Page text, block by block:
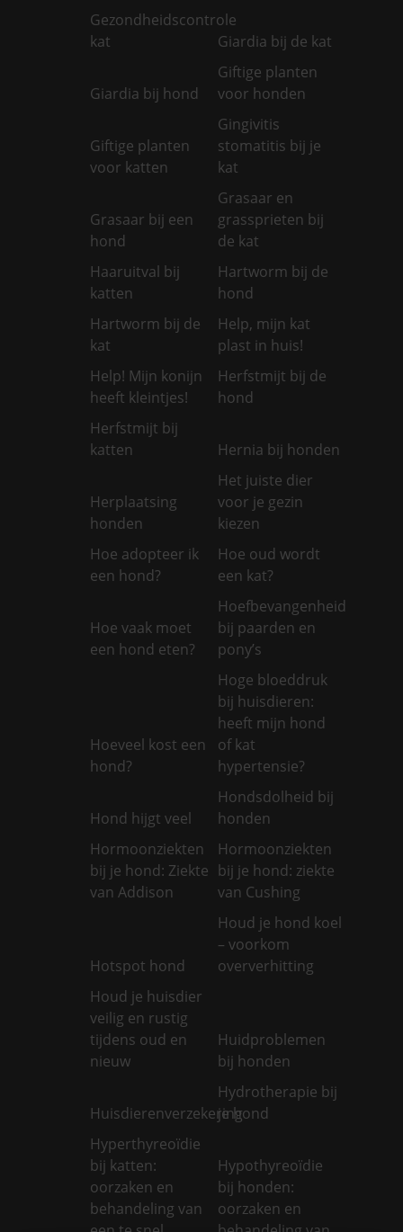
Gezondheidscontrole
kat
Giardia bij de kat
Giardia bij hond
Giftige planten
voor honden
Giftige planten
voor katten
Gingivitis
stomatitis bij je
kat
Grasaar bij een
hond
Grasaar en
grassprieten bij
de kat
Haaruitval bij
katten
Hartworm bij de
hond
Hartworm bij de
kat
Help, mijn kat
plast in huis!
Help! Mijn konijn
heeft kleintjes!
Herfstmijt bij de
hond
Herfstmijt bij
katten
Hernia bij honden
Herplaatsing
honden
Het juiste dier
voor je gezin
kiezen
Hoe adopteer ik
een hond?
Hoe oud wordt
een kat?
Hoe vaak moet
een hond eten?
Hoefbevangenheid
bij paarden en
pony’s
Hoeveel kost een
hond?
Hoge bloeddruk
bij huisdieren:
heeft mijn hond
of kat
hypertensie?
Hond hijgt veel
Hondsdolheid bij
honden
Hormoonziekten
bij je hond: Ziekte
van Addison
Hormoonziekten
bij je hond: ziekte
van Cushing
Hotspot hond
Houd je hond koel
– voorkom
oververhitting
Houd je huisdier
veilig en rustig
tijdens oud en
nieuw
Huidproblemen
bij honden
Huisdierenverzekering
Hydrotherapie bij
je hond
Hyperthyreoïdie
bij katten:
oorzaken en
behandeling van
Hypothyreoïdie
bij honden:
oorzaken en